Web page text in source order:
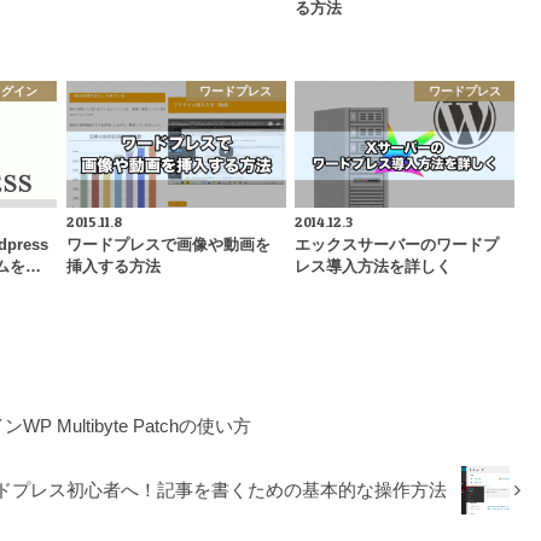
る方法
イン
を…
ワードプレス
2015.11.8
ワードプレスで画像や動画を
挿入する方法
ワードプレス
2014.12.3
エックスサーバーのワードプ
レス導入方法を詳しく
WP Multibyte Patchの使い方
プレス初心者へ！記事を書くための基本的な操作方法